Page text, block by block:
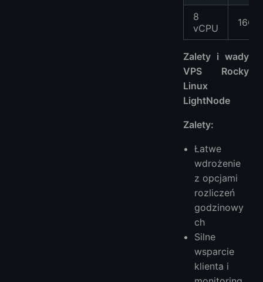
8
vCPU
16GB
Zalety i wady
VPS Rocky
Linux
LightNode
Zalety:
Łatwe
wdrożenie
z opcjami
rozliczeń
godzinowy
ch
Silne
wsparcie
klienta i